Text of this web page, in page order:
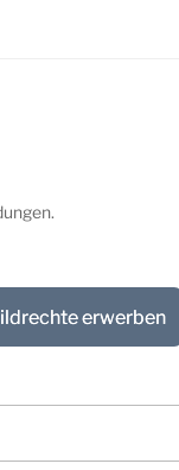
erwerben